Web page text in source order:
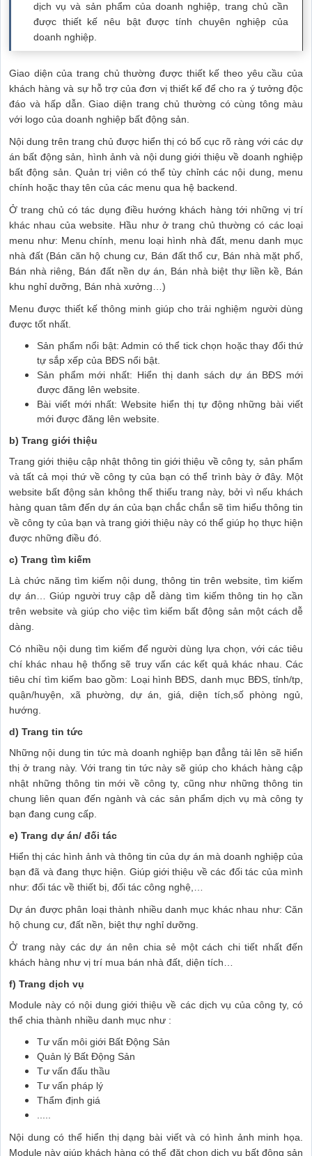
dịch vụ và sản phẩm của doanh nghiệp, trang chủ cần
được thiết kế nêu bật được tính chuyên nghiệp của
doanh nghiệp.
Giao diện của trang chủ thường được thiết kế theo yêu cầu của
khách hàng và sự hỗ trợ của đơn vị thiết kế để cho ra ý tưởng độc
đáo và hấp dẫn. Giao diện trang chủ thường có cùng tông màu
với logo của doanh nghiệp bất động sản.
Nội dung trên trang chủ được hiển thị có bố cục rõ ràng với các dự
án bất động sản, hình ảnh và nội dung giới thiệu về doanh nghiệp
bất động sản. Quản trị viên có thể tùy chỉnh các nội dung, menu
chính hoặc thay tên của các menu qua hệ backend.
Ở trang chủ có tác dụng điều hướng khách hàng tới những vị trí
khác nhau của website. Hầu như ở trang chủ thường có các loại
menu như: Menu chính, menu loại hình nhà đất, menu danh mục
nhà đất (Bán căn hộ chung cư, Bán đất thổ cư, Bán nhà mặt phố,
Bán nhà riêng, Bán đất nền dự án, Bán nhà biệt thự liền kề, Bán
khu nghỉ dưỡng, Bán nhà xưởng…)
Menu được thiết kế thông minh giúp cho trải nghiệm người dùng
được tốt nhất.
Sản phẩm nổi bật: Admin có thể tick chọn hoặc thay đổi thứ
tự sắp xếp của BĐS nổi bật.
Sản phẩm mới nhất: Hiển thị danh sách dự án BĐS mới
được đăng lên website.
Bài viết mới nhất: Website hiển thị tự động những bài viết
mới được đăng lên website.
b) Trang giới thiệu
Trang giới thiệu cập nhật thông tin giới thiệu về công ty, sản phẩm
và tất cả mọi thứ về công ty của bạn có thể trình bày ở đây. Một
website bất động sản không thế thiếu trang này, bởi vì nếu khách
hàng quan tâm đến dự án của bạn chắc chắn sẽ tìm hiểu thông tin
về công ty của bạn và trang giới thiệu này có thể giúp họ thực hiện
được những điều đó.
c) Trang tìm kiếm
Là chức năng tìm kiếm nội dung, thông tin trên website, tìm kiếm
dự án… Giúp người truy cập dễ dàng tìm kiếm thông tin họ cần
trên website và giúp cho việc tìm kiếm bất động sản một cách dễ
dàng.
Có nhiều nội dung tìm kiếm để người dùng lựa chọn, với các tiêu
chí khác nhau hệ thống sẽ truy vấn các kết quả khác nhau. Các
tiêu chí tìm kiếm bao gồm: Loại hình BĐS, danh mục BĐS, tỉnh/tp,
quận/huyện, xã phường, dự án, giá, diện tích,số phòng ngủ,
hướng.
d) Trang tin tức
Những nội dung tin tức mà doanh nghiệp bạn đẳng tải lên sẽ hiển
thị ở trang này. Với trang tin tức này sẽ giúp cho khách hàng cập
nhật những thông tin mới về công ty, cũng như những thông tin
chung liên quan đến ngành và các sản phẩm dịch vụ mà công ty
bạn đang cung cấp.
e) Trang dự án/ đối tác
Hiển thị các hình ảnh và thông tin của dự án mà doanh nghiệp của
bạn đã và đang thực hiện. Giúp giới thiệu về các đối tác của mình
như: đối tác về thiết bị, đối tác công nghệ,…
Dự án được phân loại thành nhiều danh mục khác nhau như: Căn
hộ chung cư, đất nền, biệt thự nghỉ dưỡng.
Ở trang này các dự án nên chia sẻ một cách chi tiết nhất đến
khách hàng như vị trí mua bán nhà đất, diện tích…
f) Trang dịch vụ
Module này có nội dung giới thiệu về các dịch vụ của công ty, có
thể chia thành nhiều danh mục như :
Tư vấn môi giới Bất Động Sản
Quản lý Bất Động Sản
Tư vấn đấu thầu
Tư vấn pháp lý
Thẩm định giá
.....
Nội dung có thể hiển thị dạng bài viết và có hình ảnh minh họa.
Module này giúp khách hàng có thể đặt chọn dịch vụ bất động sản